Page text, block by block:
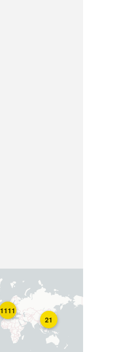
21
1111